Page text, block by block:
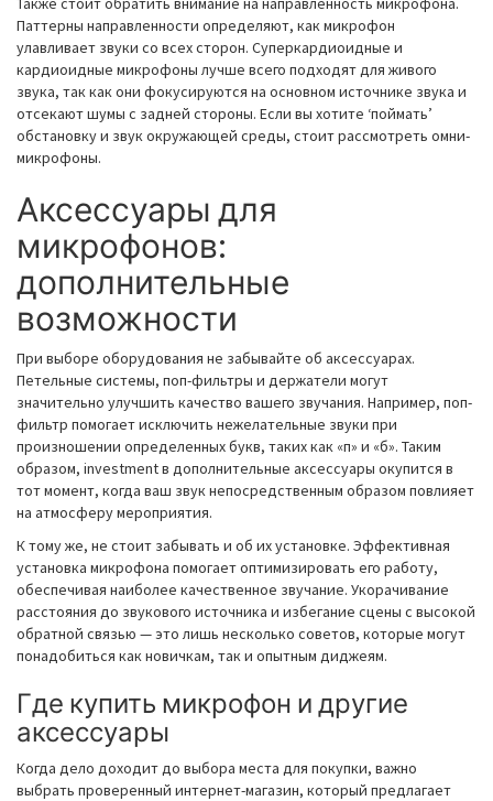
Паттерны направленности определяют, как микрофон
улавливает звуки со всех сторон. Суперкардиоидные и
кардиоидные микрофоны лучше всего подходят для живого
звука, так как они фокусируются на основном источнике звука и
отсекают шумы с задней стороны. Если вы хотите ‘поймать’
обстановку и звук окружающей среды, стоит рассмотреть омни-
микрофоны.
Аксессуары для
микрофонов:
дополнительные
возможности
При выборе оборудования не забывайте об аксессуарах.
Петельные системы, поп-фильтры и держатели могут
значительно улучшить качество вашего звучания. Например, поп-
фильтр помогает исключить нежелательные звуки при
произношении определенных букв, таких как «п» и «б». Таким
образом, investment в дополнительные аксессуары окупится в
тот момент, когда ваш звук непосредственным образом повлияет
на атмосферу мероприятия.
К тому же, не стоит забывать и об их установке. Эффективная
установка микрофона помогает оптимизировать его работу,
обеспечивая наиболее качественное звучание. Укорачивание
расстояния до звукового источника и избегание сцены с высокой
обратной связью — это лишь несколько советов, которые могут
понадобиться как новичкам, так и опытным диджеям.
Где купить микрофон и другие
аксессуары
Когда дело доходит до выбора места для покупки, важно
выбрать проверенный интернет-магазин, который предлагает